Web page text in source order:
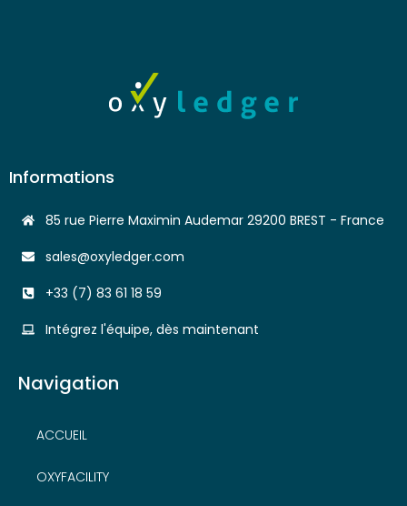
Informations
85 rue Pierre Maximin Audemar 29200 BREST - France
sales@oxyledger.com
+33 (7) 83 61 18 59
Intégrez l'équipe, dès maintenant
Navigation
ACCUEIL
OXYFACILITY